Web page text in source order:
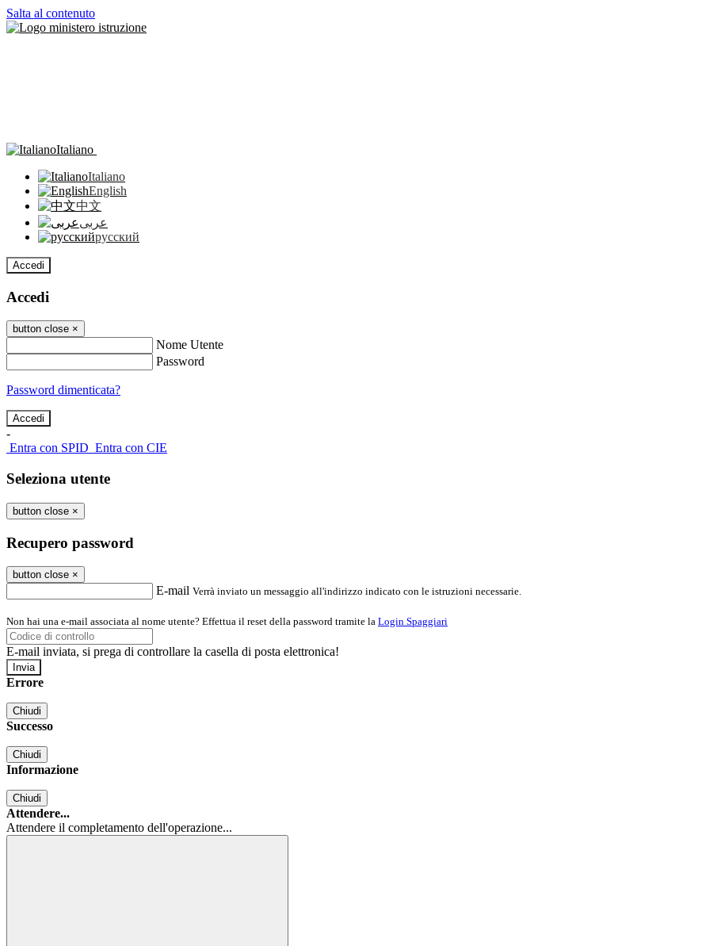
Salta al contenuto
Italiano
Italiano
English
中文
عربى
русский
Accedi
Accedi
button close ×
Nome Utente
Password
Password dimenticata?
-
Entra con SPID Entra con CIE
Seleziona utente
button close ×
Recupero password
button close ×
E-mail Verrà inviato un messaggio all'indirizzo indicato con le istruzioni necessarie.
Non hai una e-mail associata al nome utente? Effettua il reset della password tramite la Login Spaggiari
E-mail inviata, si prega di controllare la casella di posta elettronica!
Errore
Chiudi
Successo
Chiudi
Informazione
Chiudi
Attendere...
Attendere il completamento dell'operazione...